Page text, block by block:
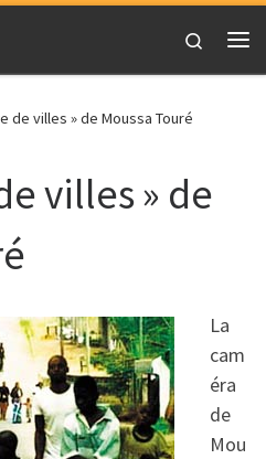
Search
de villes » de Moussa Touré
villes » de
La
cam
éra
de
Mou